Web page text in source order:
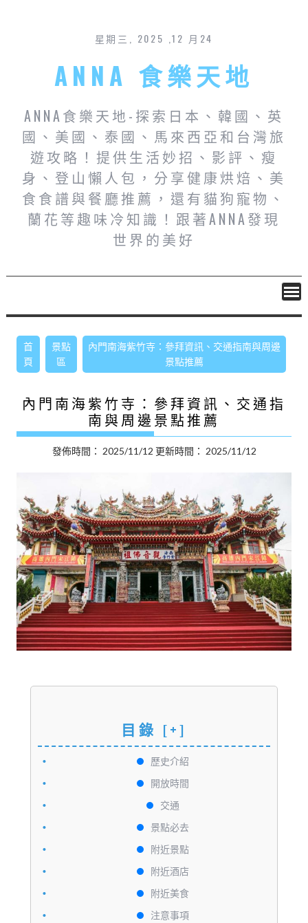
星期三, 2025 ,12 月24
ANNA 食樂天地
ANNA食樂天地-探索日本、韓國、英
國、美國、泰國、馬來西亞和台灣旅
遊攻略！提供生活妙招、影評、瘦
身、登山懶人包，分享健康烘焙、美
食食譜與餐廳推薦，還有貓狗寵物、
蘭花等趣味冷知識！跟著ANNA發現
世界的美好
首
頁
景點
區
內門南海紫竹寺：參拜資訊、交通指南與周邊
景點推薦
內門南海紫竹寺：參拜資訊、交通指
南與周邊景點推薦
發佈時間： 2025/11/12 更新時間： 2025/11/12
目錄 [+]
歷史介紹
開放時間
交通
景點必去
附近景點
附近酒店
附近美食
注意事項